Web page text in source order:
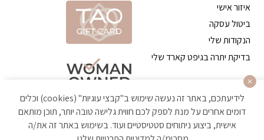
איזור אישי
ביטול עסקה
הנקודות שלי
בדיקת יתרה בגיפט קארד שלי
לידיעתכם, באתר זה נעשה שימוש ב"קבצי עוגיות" (cookies) וכלים
דומים אחרים על מנת לספק לכם חווית גלישה טובה יותר, תוכן מותאם
אישית, ביצוע ניתוחים סטטיסטיים ועוד. בשימוש באתר זה את/ה